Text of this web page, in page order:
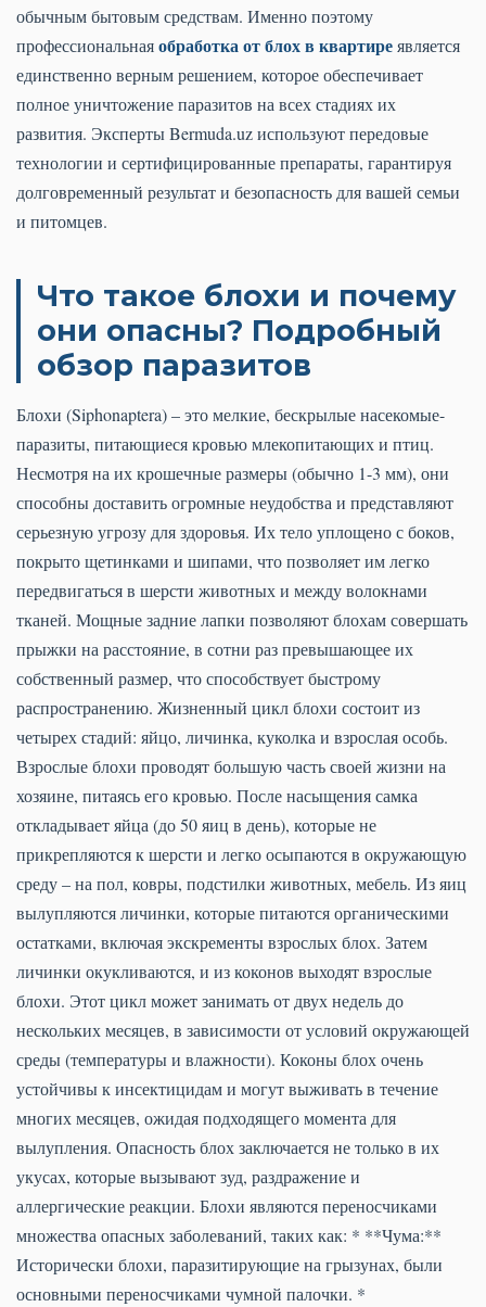
обычным бытовым средствам. Именно поэтому
профессиональнаяобработка от блох в квартиреявляется
единственно верным решением, которое обеспечивает
полное уничтожение паразитов на всех стадиях их
развития. Эксперты Bermuda.uz используют передовые
технологии и сертифицированные препараты, гарантируя
долговременный результат и безопасность для вашей семьи
и питомцев.
Что такое блохи и почему
они опасны? Подробный
обзор паразитов
Блохи (Siphonaptera) – это мелкие, бескрылые насекомые-
паразиты, питающиеся кровью млекопитающих и птиц.
Несмотря на их крошечные размеры (обычно 1-3 мм), они
способны доставить огромные неудобства и представляют
серьезную угрозу для здоровья. Их тело уплощено с боков,
покрыто щетинками и шипами, что позволяет им легко
передвигаться в шерсти животных и между волокнами
тканей. Мощные задние лапки позволяют блохам совершать
прыжки на расстояние, в сотни раз превышающее их
собственный размер, что способствует быстрому
распространению. Жизненный цикл блохи состоит из
четырех стадий: яйцо, личинка, куколка и взрослая особь.
Взрослые блохи проводят большую часть своей жизни на
хозяине, питаясь его кровью. После насыщения самка
откладывает яйца (до 50 яиц в день), которые не
прикрепляются к шерсти и легко осыпаются в окружающую
среду – на пол, ковры, подстилки животных, мебель. Из яиц
вылупляются личинки, которые питаются органическими
остатками, включая экскременты взрослых блох. Затем
личинки окукливаются, и из коконов выходят взрослые
блохи. Этот цикл может занимать от двух недель до
нескольких месяцев, в зависимости от условий окружающей
среды (температуры и влажности). Коконы блох очень
устойчивы к инсектицидам и могут выживать в течение
многих месяцев, ожидая подходящего момента для
вылупления. Опасность блох заключается не только в их
укусах, которые вызывают зуд, раздражение и
аллергические реакции. Блохи являются переносчиками
множества опасных заболеваний, таких как: * **Чума:**
Исторически блохи, паразитирующие на грызунах, были
основными переносчиками чумной палочки. *